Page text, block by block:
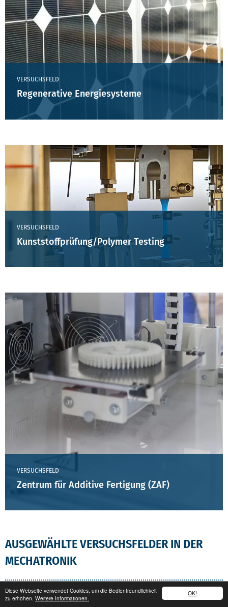
OK!
Diese Webseite verwendet Cookies, um die Bedienfreundlichkeit
zu erhöhen. Weitere Informationen.
VERSUCHSFELD
Regenerative Energiesysteme
VERSUCHSFELD
Kunststoffprüfung/Polymer Testing
VERSUCHSFELD
Zentrum für Additive Fertigung (ZAF)
AUSGEWÄHLTE VERSUCHSFELDER IN DER
MECHATRONIK